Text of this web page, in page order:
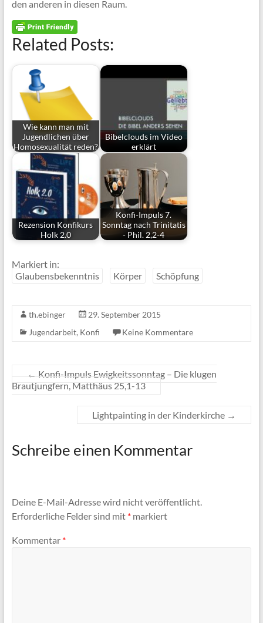
den anderen in diesen Raum.
Related Posts:
Wie kann man mit
Jugendlichen über
Homosexualität reden?
Bibelclouds im Video
erklärt
Rezension Konfikurs
Holk 2.0
Konfi-Impuls 7.
Sonntag nach Trinitatis
- Phil. 2,2-4
Markiert in:
Glaubensbekenntnis
Körper Schöpfung
th.ebinger
29. September 2015
Jugendarbeit, Konfi Keine Kommentare
← Konfi-Impuls Ewigkeitssonntag – Die klugen
Brautjungfern, Matthäus 25,1-13
Lightpainting in der Kinderkirche →
Schreibe einen Kommentar
Deine E-Mail-Adresse wird nicht veröffentlicht.
Erforderliche Felder sind mit *markiert
Kommentar *